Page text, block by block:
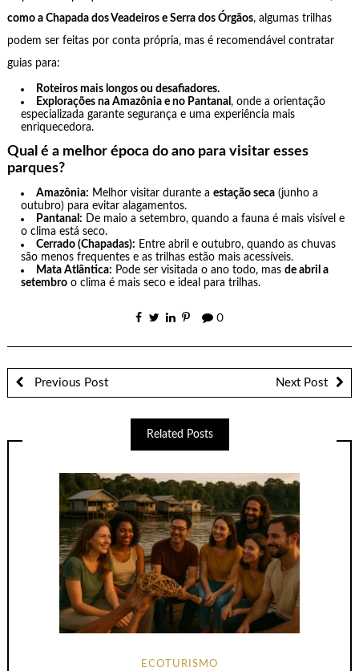
como a Chapada dos Veadeiros e Serra dos Órgãos, algumas trilhas
podem ser feitas por conta própria, mas é recomendável contratar
guias para:
Roteiros mais longos ou desafiadores.
Explorações na Amazônia e no Pantanal, onde a orientação
especializada garante segurança e uma experiência mais
enriquecedora.
Qual é a melhor época do ano para visitar esses
parques?
Amazônia: Melhor visitar durante aestação seca (junho a
outubro) para evitar alagamentos.
Pantanal: De maio a setembro, quando a fauna é mais visível e
o clima está seco.
Cerrado (Chapadas): Entre abril e outubro, quando as chuvas
são menos frequentes e as trilhas estão mais acessíveis.
Mata Atlântica: Pode ser visitada o ano todo, masde abril a
setembro o clima é mais seco e ideal para trilhas.
0
Previous Post Next Post
Related Posts
ECOTURISMO